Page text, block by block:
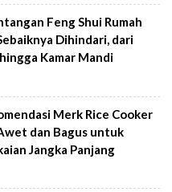
Feng Shui Rumah
Dihindari, dari
Kamar Mandi
Merk Rice Cooker
dan Bagus untuk
Jangka Panjang